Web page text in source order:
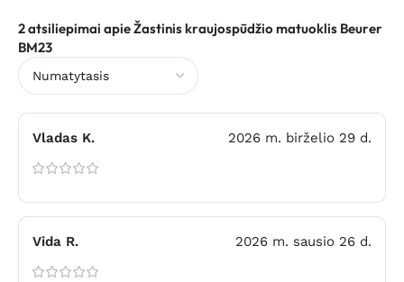
2 atsiliepimai apieŽastinis kraujospūdžio matuoklis Beurer
BM23
Vladas K. 2026 m. birželio 29 d.
Vida R. 2026 m. sausio 26 d.